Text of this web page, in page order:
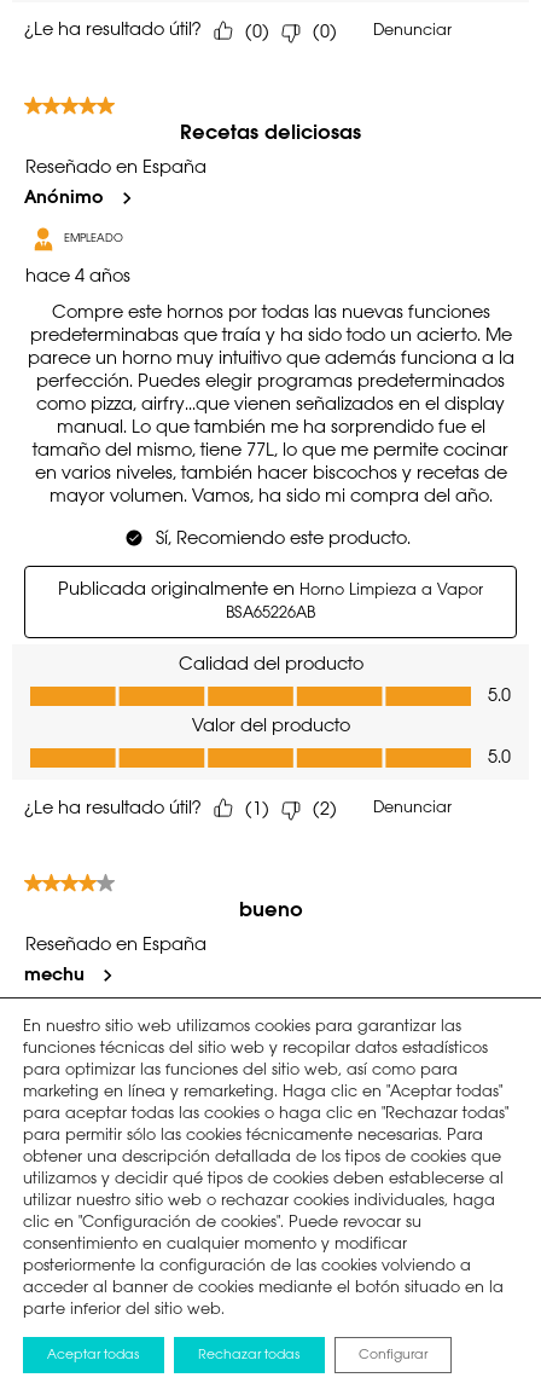
En nuestro sitio web utilizamos cookies para garantizar las
funciones técnicas del sitio web y recopilar datos estadísticos
para optimizar las funciones del sitio web, así como para
marketing en línea y remarketing. Haga clic en "Aceptar todas"
para aceptar todas las cookies o haga clic en "Rechazar todas"
para permitir sólo las cookies técnicamente necesarias. Para
obtener una descripción detallada de los tipos de cookies que
utilizamos y decidir qué tipos de cookies deben establecerse al
utilizar nuestro sitio web o rechazar cookies individuales, haga
clic en "Configuración de cookies". Puede revocar su
consentimiento en cualquier momento y modificar
posteriormente la configuración de las cookies volviendo a
acceder al banner de cookies mediante el botón situado en la
parte inferior del sitio web.
Aceptar todas Rechazar todas Configurar